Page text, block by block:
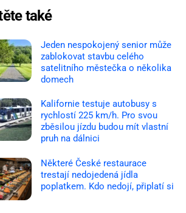
také
Jeden nespokojený senior může
zablokovat stavbu celého
satelitního městečka o několika
domech
Kalifornie testuje autobusy s
rychlostí 225 km/h. Pro svou
zběsilou jízdu budou mít vlastní
pruh na dálnici
Některé České restaurace
trestají nedojedená jídla
poplatkem. Kdo nedojí, připlatí si